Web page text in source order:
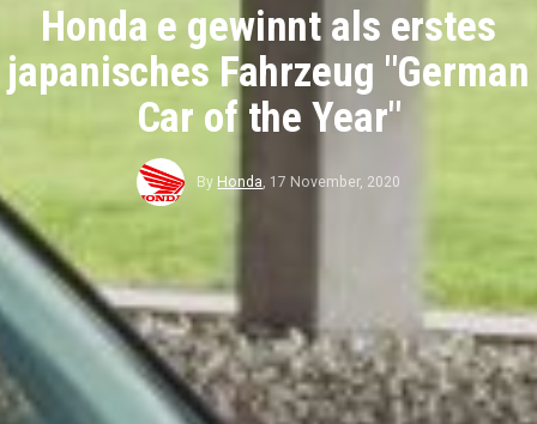
Honda e gewinnt als erstes
japanisches Fahrzeug "German
Car of the Year"
By Honda 17 November, 2020